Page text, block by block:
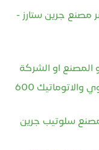
مصنع جرين ستارز -
المصنع او الشركة
سلوتيب شفاف للمصانع للتغليف اليدوي والاتوماتيك 600
سلوتيب جرين